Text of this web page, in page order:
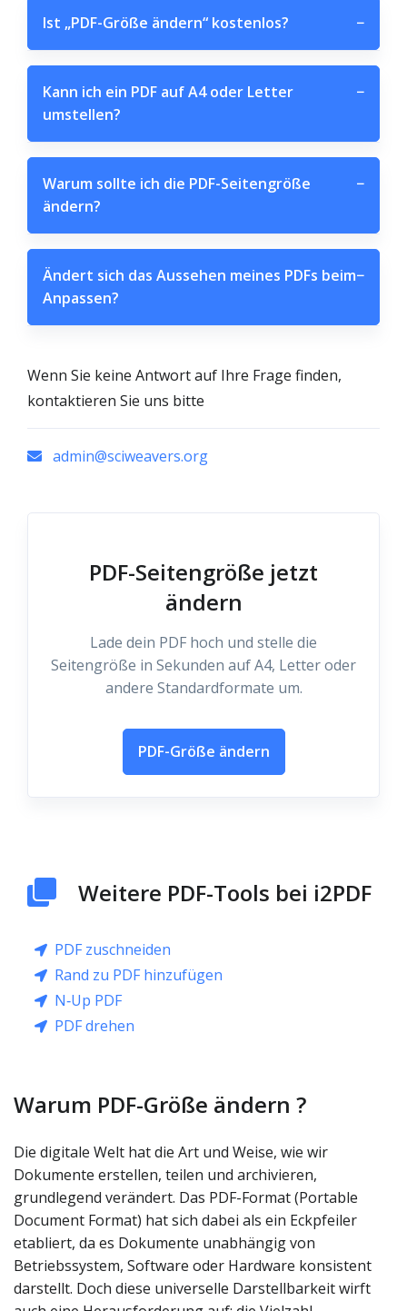
Ist „PDF-Größe ändern“ kostenlos? −
Kann ich ein PDF auf A4 oder Letter
umstellen?
−
Warum sollte ich die PDF-Seitengröße
ändern?
−
Ändert sich das Aussehen meines PDFs beim
Anpassen?
−
Wenn Sie keine Antwort auf Ihre Frage finden,
kontaktieren Sie uns bitte
admin@sciweavers.org
PDF-Seitengröße jetzt
ändern
Lade dein PDF hoch und stelle die
Seitengröße in Sekunden auf A4, Letter oder
andere Standardformate um.
PDF-Größe ändern
Weitere PDF-Tools bei i2PDF
PDF zuschneiden
Rand zu PDF hinzufügen
N‑Up PDF
PDF drehen
Warum PDF-Größe ändern ?
Die digitale Welt hat die Art und Weise, wie wir
Dokumente erstellen, teilen und archivieren,
grundlegend verändert. Das PDF-Format (Portable
Document Format) hat sich dabei als ein Eckpfeiler
etabliert, da es Dokumente unabhängig von
Betriebssystem, Software oder Hardware konsistent
darstellt. Doch diese universelle Darstellbarkeit wirft